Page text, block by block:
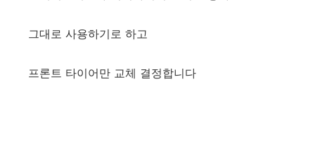
그대로 사용하기로 하고
프론트 타이어만 교체 결정합니다